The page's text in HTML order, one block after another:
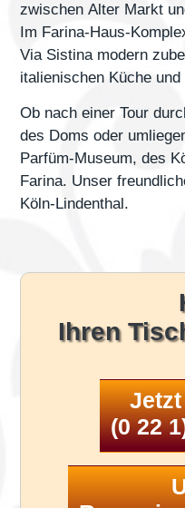
zwischen Alter Markt
Im Farina-Haus-
Via Sistina modern
italienischen Küche und
Ob nach einer Tour
des Doms oder
Parfüm-Museum, des
Farina. Unser
Köln-Lindenthal.
Ihren
(0 22